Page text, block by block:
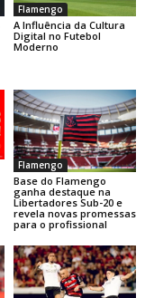
Flamengo
A Influência da Cultura
Digital no Futebol
Moderno
Flamengo
Base do Flamengo
ganha destaque na
Libertadores Sub-20 e
revela novas promessas
para o profissional